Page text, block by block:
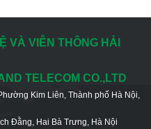
VÀ VIỄN THÔNG HẢI
TELECOM CO.,LTD
Kim Liên, Thành phố Hà Nội,
Đằng, Hai Bà Trưng, Hà Nội